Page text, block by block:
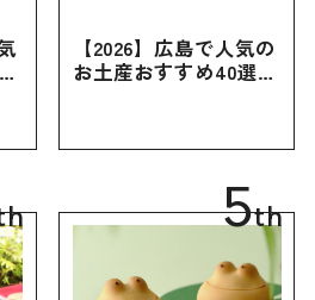
【2026】広島で人気の
お土産おすすめ40選｜
き用、女性向けまで幅
5th